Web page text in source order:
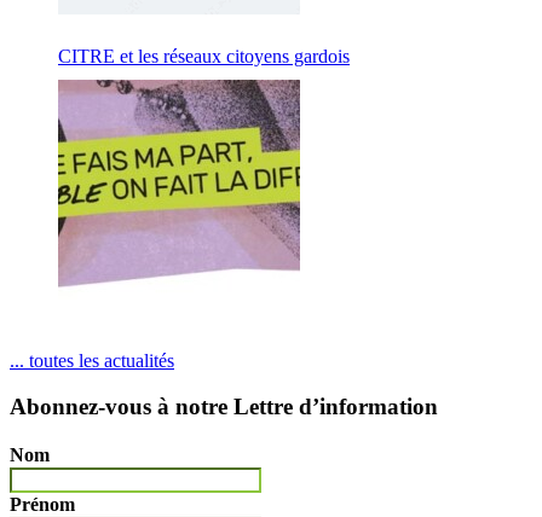
CITRE et les réseaux citoyens gardois
... toutes les actualités
Abonnez-vous à notre Lettre d’information
Nom
Prénom